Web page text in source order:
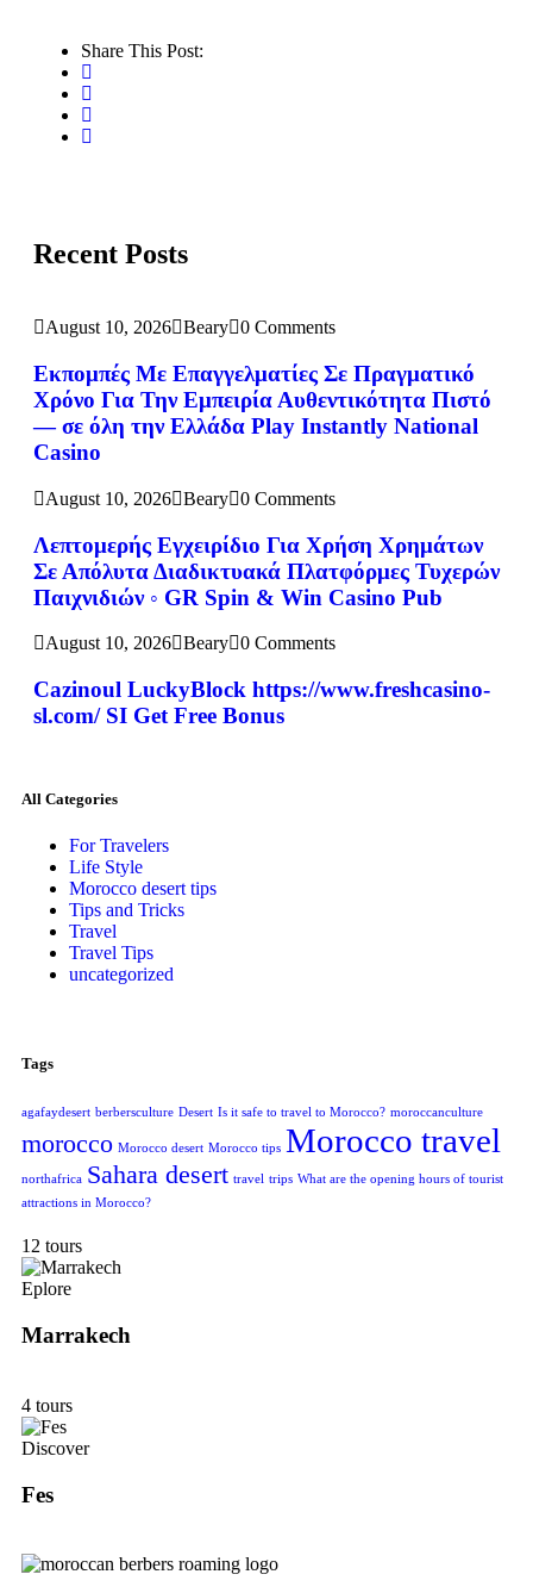
Share This Post:
Recent Posts
August 10, 2026 Beary 0 Comments
Εκπομπές Με Επαγγελματίες Σε Πραγματικό
Χρόνο Για Την Εμπειρία Αυθεντικότητα Πιστό
— σε όλη την Ελλάδα Play Instantly National
Casino
August 10, 2026 Beary 0 Comments
Λεπτομερής Εγχειρίδιο Για Χρήση Χρημάτων
Σε Απόλυτα Διαδικτυακά Πλατφόρμες Τυχερών
Παιχνιδιών ◦ GR Spin & Win Casino Pub
August 10, 2026 Beary 0 Comments
Cazinoul LuckyBlock https://www.freshcasino-
sl.com/ SI Get Free Bonus
All Categories
For Travelers
Life Style
Morocco desert tips
Tips and Tricks
Travel
Travel Tips
uncategorized
Tags
agafaydesert berbersculture Desert Is it safe to travel to Morocco? moroccanculture
morocco Morocco desert Morocco tips Morocco travel
northafrica Sahara desert travel trips What are the opening hours of tourist
attractions in Morocco?
12 tours
Eplore
Marrakech
4 tours
Discover
Fes